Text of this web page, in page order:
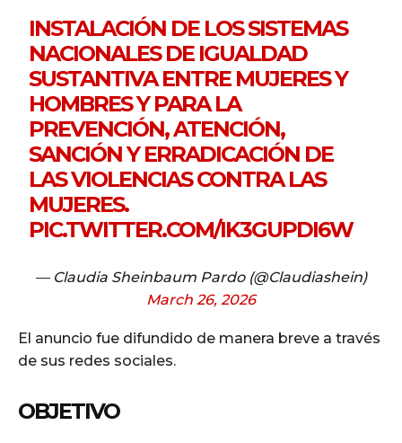
INSTALACIÓN DE LOS SISTEMAS
NACIONALES DE IGUALDAD
SUSTANTIVA ENTRE MUJERES Y
HOMBRES Y PARA LA
PREVENCIÓN, ATENCIÓN,
SANCIÓN Y ERRADICACIÓN DE
LAS VIOLENCIAS CONTRA LAS
MUJERES.
PIC.TWITTER.COM/IK3GUPDI6W
— Claudia Sheinbaum Pardo (@Claudiashein)
March 26, 2026
El anuncio fue difundido de manera breve a través
de sus redes sociales.
OBJETIVO